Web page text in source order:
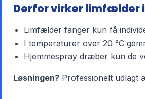
Derfor virker limfælder
Limfælder fanger kun få
I temperaturer over 20 °C
Hjemmespray dræber kun de
Løsningen? Professionelt udlagt